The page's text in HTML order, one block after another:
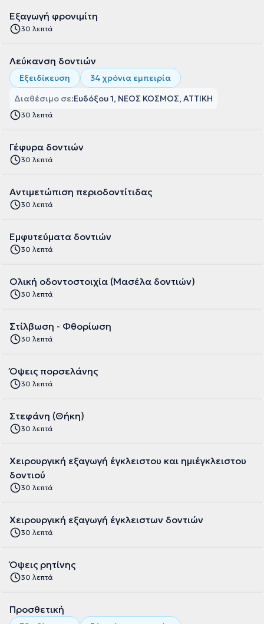
Εξαγωγή φρονιμίτη
30 λεπτά
Λεύκανση δοντιών
Εξειδίκευση
34 χρόνια εμπειρία
Διαθέσιμο σε:Ευδόξου 1, ΝΕΟΣ ΚΟΣΜΟΣ, ΑΤΤΙΚΗ
30 λεπτά
Γέφυρα δοντιών
30 λεπτά
Αντιμετώπιση περιοδοντίτιδας
30 λεπτά
Εμφυτεύματα δοντιών
30 λεπτά
Ολική οδοντοστοιχία (Μασέλα δοντιών)
30 λεπτά
Στίλβωση - Φθορίωση
30 λεπτά
Όψεις πορσελάνης
30 λεπτά
Στεφάνη (Θήκη)
30 λεπτά
Χειρουργική εξαγωγή έγκλειστου και ημιέγκλειστου
δοντιού
30 λεπτά
Χειρουργική εξαγωγή έγκλειστων δοντιών
30 λεπτά
Όψεις ρητίνης
30 λεπτά
Προσθετική